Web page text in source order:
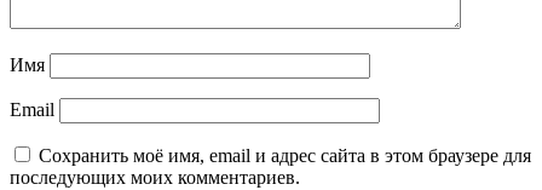
Имя
Email
Сохранить моё имя, email и адрес сайта в этом браузере для
последующих моих комментариев.